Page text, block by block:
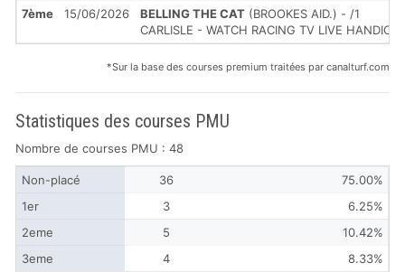
7ème
15/06/2026 BELLING THE CAT (BROOKES AID.) - /1
CARLISLE - WATCH RACING TV LIVE
*Sur la base des courses premium traitées par canalturf.com
Statistiques des courses PMU
Nombre de courses PMU : 48
Non-placé 36
75.00%
1er
3
6.25%
2eme
5
10.42%
3eme
4 8.33%